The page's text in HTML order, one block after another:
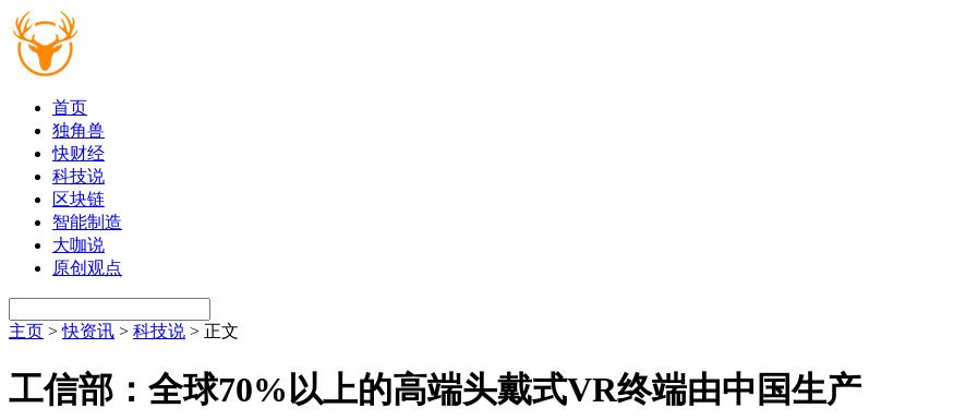
首页
独角兽
快财经
科技说
区块链
智能制造
大咖说
原创观点
主页 >快资讯 > 科技说 > 正文
工信部：全球70%以上的高端头戴式VR终端由中国生产